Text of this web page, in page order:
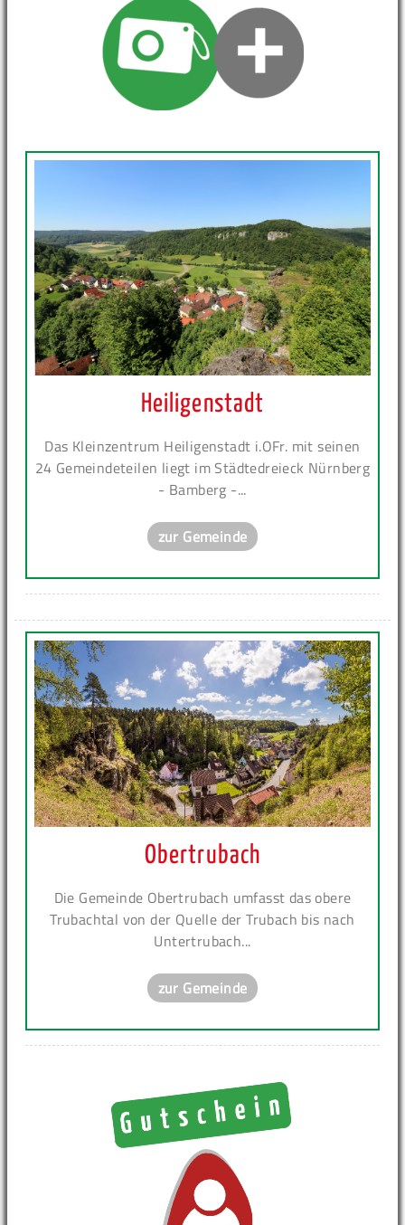
Heiligenstadt
Das Kleinzentrum Heiligenstadt i.OFr. mit seinen
24 Gemeindeteilen liegt im Städtedreieck Nürnberg
- Bamberg -...
zur Gemeinde
Obertrubach
Die Gemeinde Obertrubach umfasst das obere
Trubachtal von der Quelle der Trubach bis nach
Untertrubach...
zur Gemeinde